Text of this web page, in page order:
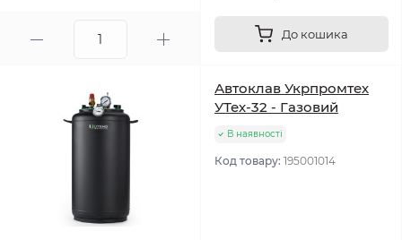
До кошика
Автоклав Укрпромтех
УТех-32 - Газовий
В наявності
Код товару: 195001014